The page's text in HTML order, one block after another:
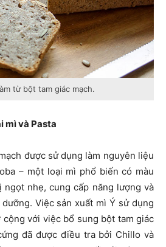
từ bột tam giác mạch.
mì và Pasta
được sử dụng làm nguyên liệu
– một loại mì phổ biến có màu
ngọt nhẹ, cung cấp năng lượng và
Việc sản xuất mì Ý sử dụng
với việc bổ sung bột tam giác
đã được điều tra bởi Chillo và